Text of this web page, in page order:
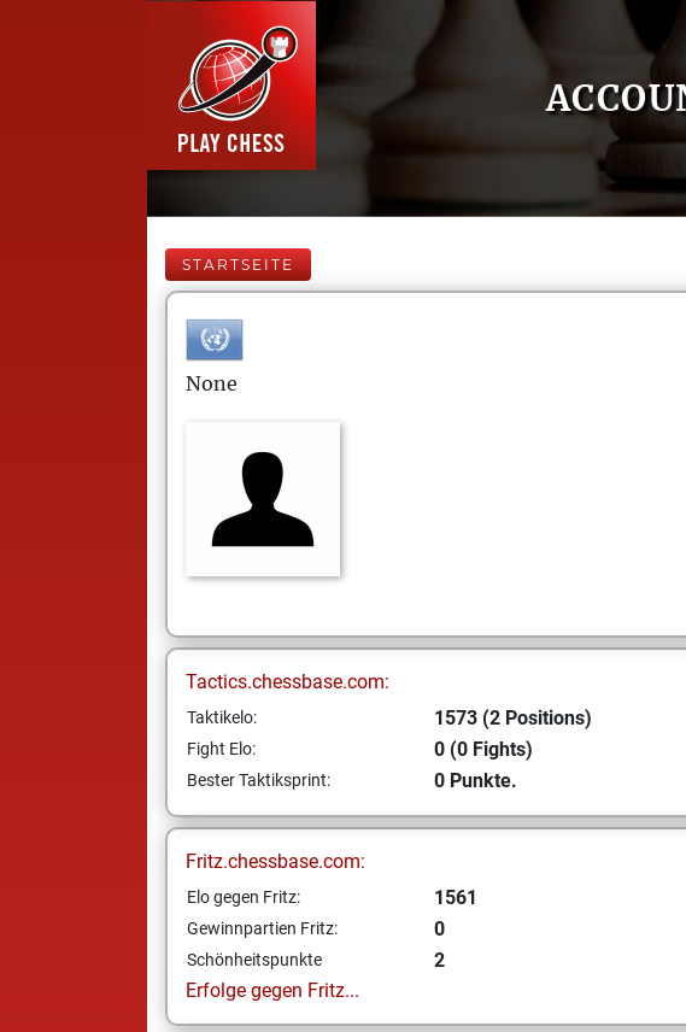
STARTSEITE
None
Tactics.chessbase.com:
Taktikelo: 1573 (2 Positions)
Fight Elo: 0 (0 Fights)
Bester Taktiksprint: 0 Punkte.
Fritz.chessbase.com:
Elo gegen Fritz: 1561
Gewinnpartien Fritz: 0
Schönheitspunkte
2
Erfolge gegen Fritz...